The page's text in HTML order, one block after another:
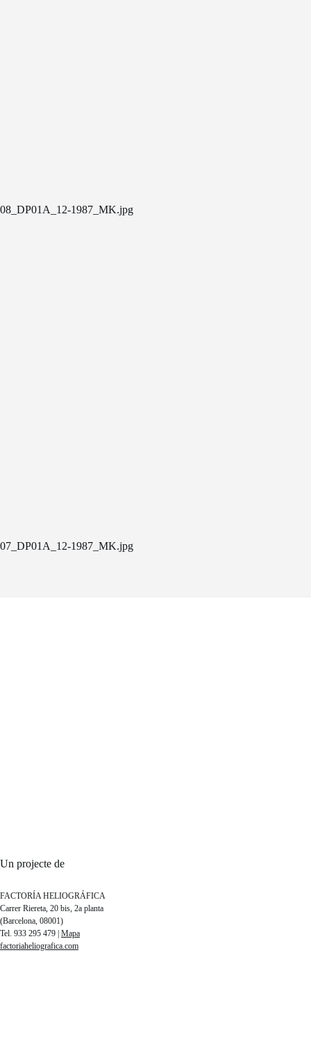
08_DP01A_12-1987_MK.jpg
07_DP01A_12-1987_MK.jpg
Un projecte de
FACTORÍA HELIOGRÁFICA
Carrer Riereta, 20 bis, 2a planta
(Barcelona, 08001)
Tel. 933 295 479 | Mapa
factoriaheliografica.com